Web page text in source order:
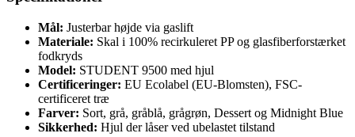
Mål: Justerbar højde via gaslift
Materiale: Skal i 100% recirkuleret PP og glasfiberforstærket
fodkryds
Model: STUDENT 9500 med hjul
Certificeringer: EU Ecolabel (EU-Blomsten), FSC-
certificeret træ
Farver: Sort, grå, gråblå, grågrøn, Dessert og Midnight Blue
Sikkerhed: Hjul der låser ved ubelastet tilstand